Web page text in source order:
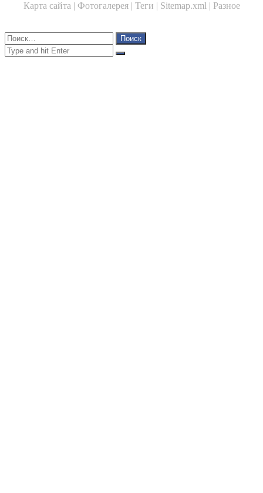
Карта сайта | Фотогалерея | Теги | Sitemap.xml | Разное
Close
Найти:
Close
Search